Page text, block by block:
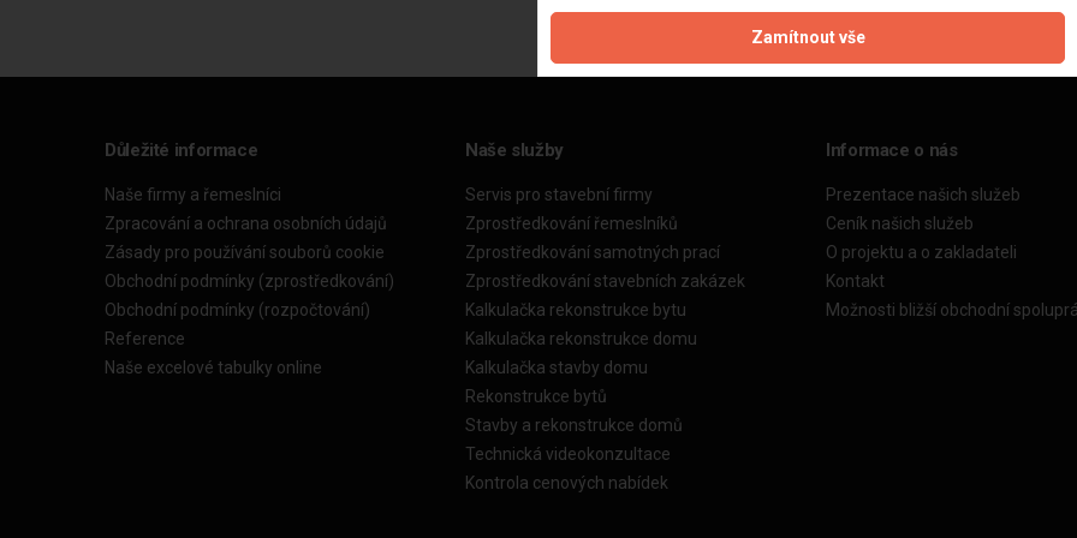
Důležité informace
Naše firmy a řemeslníci
Zpracování a ochrana osobních údajů
Zásady pro používání souborů cookie
Obchodní podmínky (zprostředkování)
Obchodní podmínky (rozpočtování)
Reference
Naše excelové tabulky online
Naše služby
Servis pro stavební firmy
Zprostředkování řemeslníků
Zprostředkování samotných prací
Zprostředkování stavebních zakázek
Kalkulačka rekonstrukce bytu
Kalkulačka rekonstrukce domu
Kalkulačka stavby domu
Rekonstrukce bytů
Stavby a rekonstrukce domů
Technická videokonzultace
Kontrola cenových nabídek
Informace o nás
Prezentace našich služeb
Ceník našich služeb
O projektu a o zakladateli
Kontakt
Možnosti bližší obchodní
Zamítnout vše